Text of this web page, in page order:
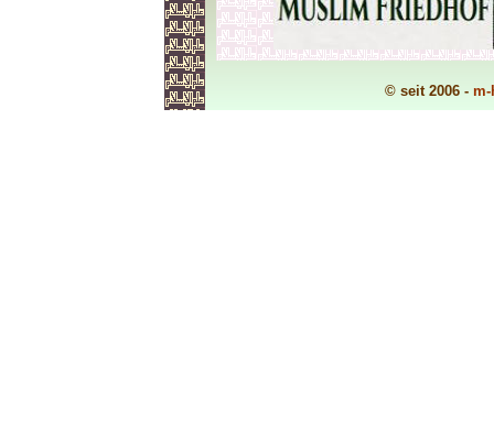
© seit 2006 - m-